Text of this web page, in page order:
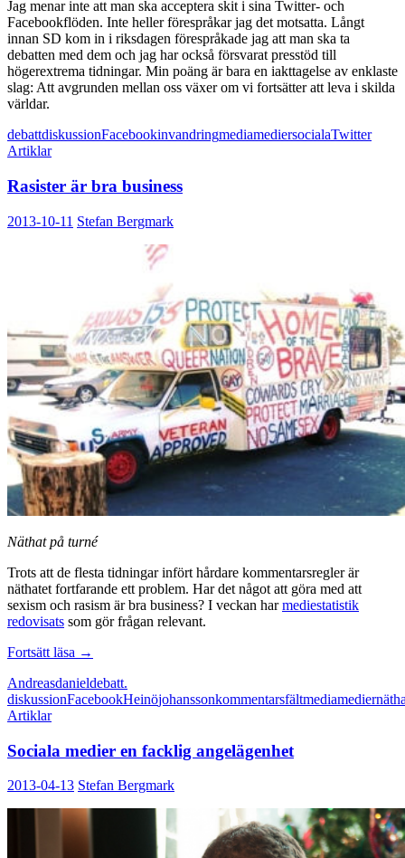
Jag menar inte att man ska acceptera skit i sina Twitter- och
Facebookflöden. Inte heller förespråkar jag det motsatta. Långt
innan SD kom in i riksdagen förespråkade jag att man ska ta
debatten med dem och jag har också försvarat presstöd till
högerextrema tidningar. Min poäng är bara en iakttagelse av enklaste
slag: Att avgrunden mellan oss växer om vi fortsätter att leva i skilda
världar.
debattdiskussionFacebookinvandringmediamediersocialaTwitter
Artiklar
Rasister är bra business
2013-10-11 Stefan Bergmark
Näthat på turné
Trots att de flesta tidningar infört hårdare kommentarsregler är
näthatet fortfarande ett problem. Har det något att göra med att
sexism och rasism är bra business? I veckan harmediestatistik
redovisats som gör frågan relevant.
Fortsätt läsa Rasister
bra
business
→
Andreasdanieldebatt.
diskussionFacebookHeinöjohanssonkommentarsfältmediamedier
Artiklar
Sociala medier en facklig angelägenhet
2013-04-13 Stefan Bergmark